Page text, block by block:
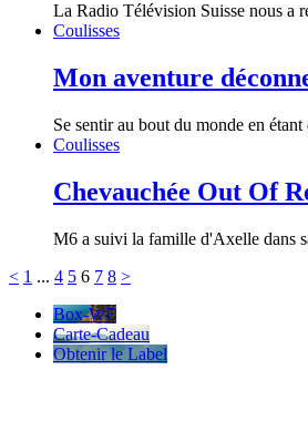
La Radio Télévision Suisse nous a
Coulisses
Mon aventure
Se sentir au bout du monde en
Coulisses
Chevauchée Out Of
M6 a suivi la famille d'Axelle dans
< 1 ... 4 5 6 7 8 >
Box-WE
Carte-Cadeau
Obtenir le Label